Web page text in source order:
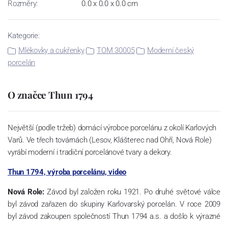
Rozměry: 0.0 x 0.0 x 0.0 cm
Kategorie:
Mlékovky a cukřenky
TOM 30005
Moderní český
porcelán
O značce Thun 1794
Největší (podle tržeb) domácí výrobce porcelánu z okolí Karlových
Varů. Ve třech továrnách (Lesov, Klášterec nad Ohří, Nová Role)
vyrábí moderní i tradiční porcelánové tvary a dekory.
Thun 1794, výroba porcelánu, video
Nová Role: Závod byl založen roku 1921. Po druhé světové válce
byl závod zařazen do skupiny Karlovarský porcelán. V roce 2009
byl závod zakoupen společností Thun 1794 a.s. a došlo k výrazné